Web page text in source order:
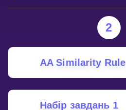
2
AA Similarity Rule
Набір завдань 1